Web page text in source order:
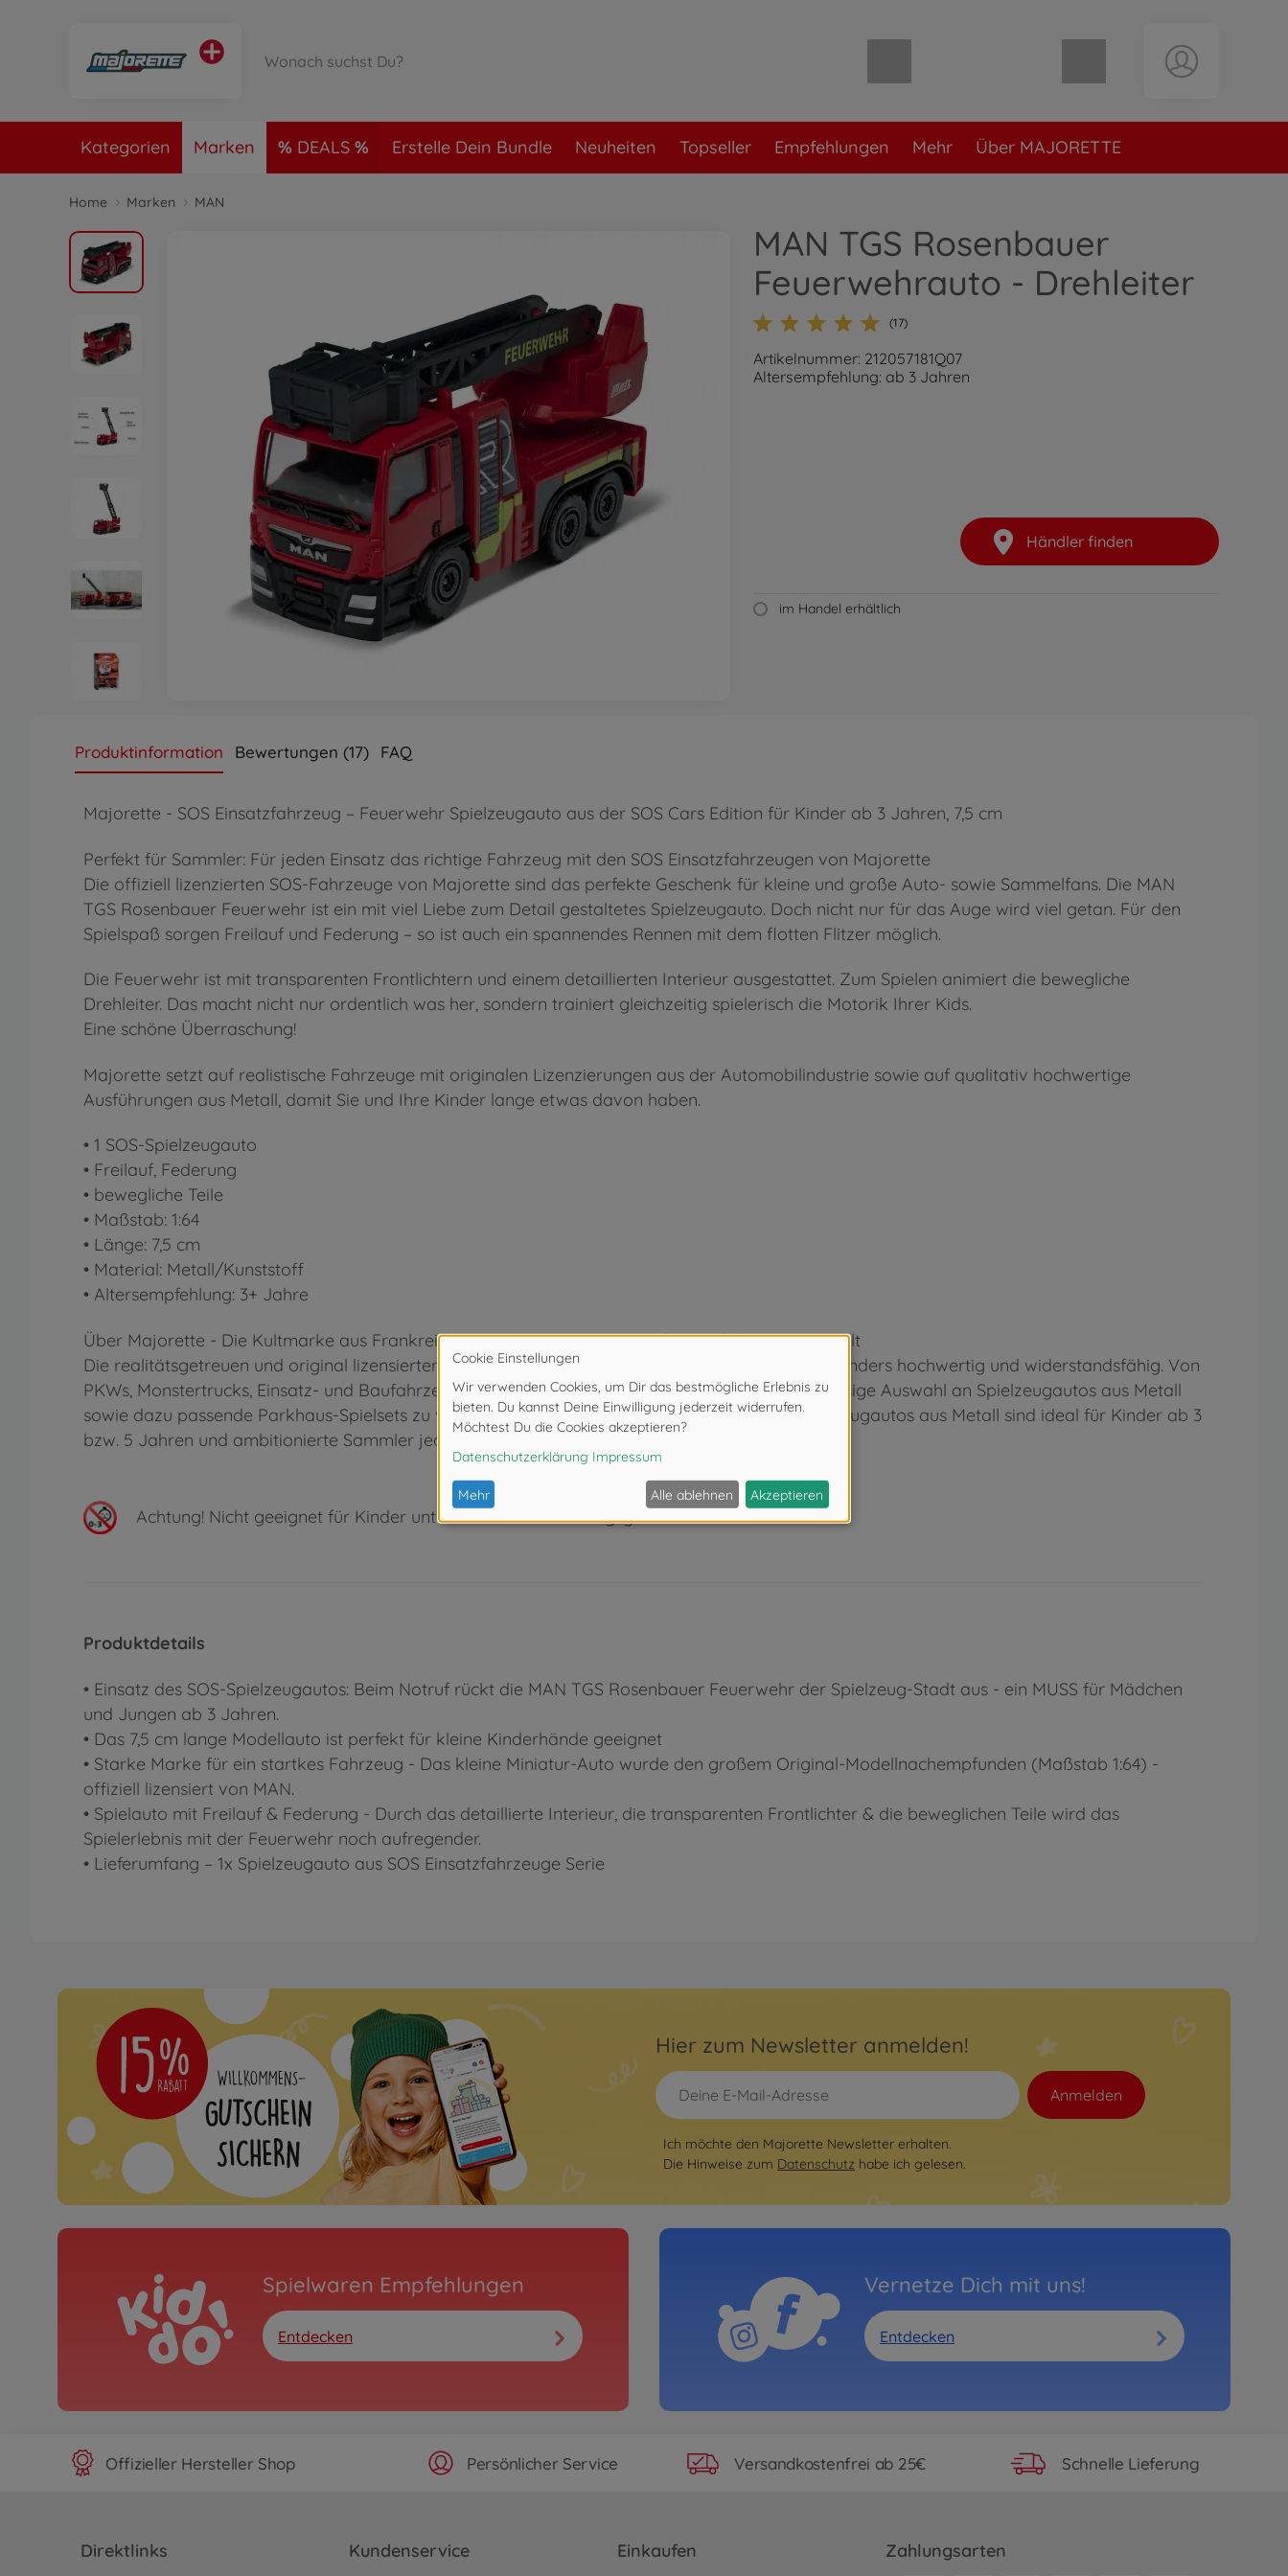
Warenkorb leer
Kategorien Marken DEALS Erstelle Dein Bundle Neuheiten Topseller Empfehlungen Mehr Über MAJORETTE
Home Marken MAN
MAN TGS Rosenbauer
Feuerwehrauto - Drehleiter
(17)
Artikelnummer: 212057181Q07
Altersempfehlung: ab 3 Jahren
Händler finden
im Handel erhältlich
Produktinformation Bewertungen (17) FAQ
Majorette - SOS Einsatzfahrzeug – Feuerwehr Spielzeugauto aus der SOS Cars Edition für Kinder ab 3 Jahren, 7,5 cm
Perfekt für Sammler: Für jeden Einsatz das richtige Fahrzeug mit den SOS Einsatzfahrzeugen von Majorette
Die offiziell lizenzierten SOS-Fahrzeuge von Majorette sind das perfekte Geschenk für kleine und große Auto- sowie Sammelfans. Die MAN
TGS Rosenbauer Feuerwehr ist ein mit viel Liebe zum Detail gestaltetes Spielzeugauto. Doch nicht nur für das Auge wird viel getan. Für den
Spielspaß sorgen Freilauf und Federung – so ist auch ein spannendes Rennen mit dem flotten Flitzer möglich.
Die Feuerwehr ist mit transparenten Frontlichtern und einem detaillierten Interieur ausgestattet. Zum Spielen animiert die bewegliche
Drehleiter. Das macht nicht nur ordentlich was her, sondern trainiert gleichzeitig spielerisch die Motorik Ihrer Kids.
Eine schöne Überraschung!
Majorette setzt auf realistische Fahrzeuge mit originalen Lizenzierungen aus der Automobilindustrie sowie auf qualitativ hochwertige
Ausführungen aus Metall, damit Sie und Ihre Kinder lange etwas davon haben.
• 1 SOS-Spielzeugauto
• Freilauf, Federung
• bewegliche Teile
• Maßstab: 1:64
• Länge: 7,5 cm
• Material: Metall/Kunststoff
• Altersempfehlung: 3+ Jahre
Über Majorette - Die Kultmarke aus Frankreich verzaubert seit 1964 Autofans auf der ganzen Welt
Die realitätsgetreuen und original lizensierten Modelle weltweit bekannter Automarken sind besonders hochwertig und widerstandsfähig. Von
PKWs, Monstertrucks, Einsatz- und Baufahrzeugen bis hin zu Rennautos. Majorette bietet eine riesige Auswahl an Spielzeugautos aus Metall
sowie dazu passende Parkhaus-Spielsets zu verschiedenen Themenbereichen. Die kleinen Spielzeugautos aus Metall sind ideal für Kinder ab 3
bzw. 5 Jahren und ambitionierte Sammler jeden Alters.
Achtung! Nicht geeignet für Kinder unter 3 Jahren. Erstickungsgefahr durch Kleinteile.
Produktdetails
• Einsatz des SOS-Spielzeugautos: Beim Notruf rückt die MAN TGS Rosenbauer Feuerwehr der Spielzeug-Stadt aus - ein MUSS für Mädchen
und Jungen ab 3 Jahren.
• Das 7,5 cm lange Modellauto ist perfekt für kleine Kinderhände geeignet
• Starke Marke für ein startkes Fahrzeug - Das kleine Miniatur-Auto wurde den großem Original-Modellnachempfunden (Maßstab 1:64) -
offiziell lizensiert von MAN.
• Spielauto mit Freilauf & Federung - Durch das detaillierte Interieur, die transparenten Frontlichter & die beweglichen Teile wird das
Spielerlebnis mit der Feuerwehr noch aufregender.
• Lieferumfang – 1x Spielzeugauto aus SOS Einsatzfahrzeuge Serie
Hier zum Newsletter anmelden!
Anmelden
Ich möchte den Majorette Newsletter erhalten.
Die Hinweise zum Datenschutz habe ich gelesen.
Spielwaren Empfehlungen
Entdecken
Vernetze Dich mit uns!
Entdecken
Offizieller Hersteller Shop Persönlicher Service Versandkostenfrei ab 25€ Schnelle Lieferung
Direktlinks Kundenservice Einkaufen Zahlungsarten